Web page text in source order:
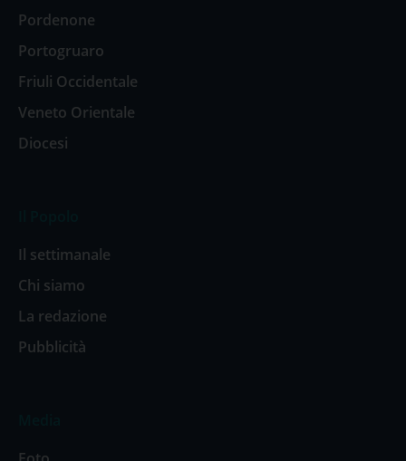
Pordenone
Portogruaro
Friuli Occidentale
Veneto Orientale
Diocesi
Il settimanale
Chi siamo
La redazione
Pubblicità